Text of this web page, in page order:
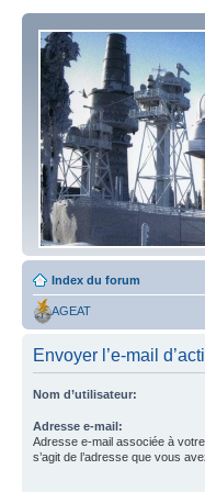
Index du forum
AGEAT
Envoyer l’e-mail
Nom d’utilisateur:
Adresse e-mail:
Adresse e-mail associée à
s’agit de l’adresse que vous